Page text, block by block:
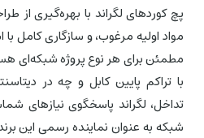
پچ کوردهای لگراند با بهره‌گیری از
مواد اولیه مرغوب، و سازگاری کامل با
مطمئن برای هر نوع پروژه شبکه‌ای
با تراکم پایین کابل و چه در
تداخل، لگراند پاسخگوی نیازهای
شبکه به عنوان نماینده رسمی این